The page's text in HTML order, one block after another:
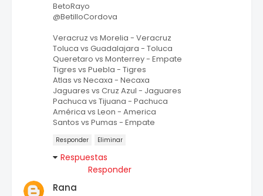
BetoRayo
@BetilloCordova
Veracruz vs Morelia - Veracruz
Toluca vs Guadalajara - Toluca
Queretaro vs Monterrey - Empate
Tigres vs Puebla - Tigres
Atlas vs Necaxa - Necaxa
Jaguares vs Cruz Azul - Jaguares
Pachuca vs Tijuana - Pachuca
América vs Leon - America
Santos vs Pumas - Empate
Responder Eliminar
Respuestas
Responder
Rana